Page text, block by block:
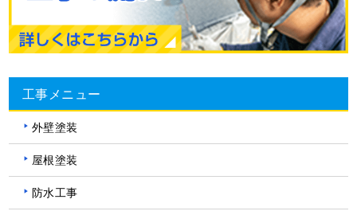
工事メニュー
外壁塗装
屋根塗装
防水工事